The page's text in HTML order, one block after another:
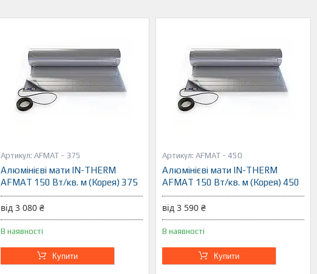
AFMAT - 375
Алюмінієві мати IN-THERM
AFMAT 150 Вт/кв. м (Корея) 375
від 3 080 ₴
В наявності
Купити
AFMAT - 450
Алюмінієві мати IN-THERM
AFMAT 150 Вт/кв. м (Корея) 450
від 3 590 ₴
В наявності
Купити